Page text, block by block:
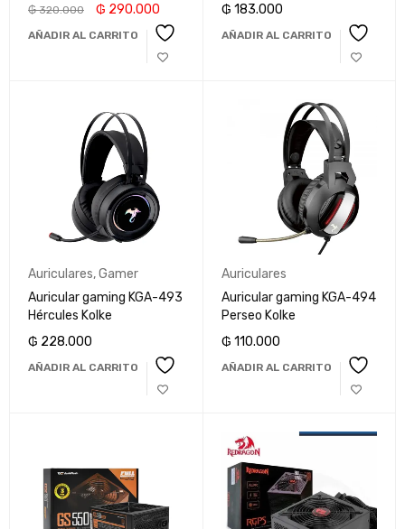
₲320.000 ₲ 290.000
AÑADIR AL CARRITO
₲ 183.000
AÑADIR AL CARRITO
Auriculares,Gamer
Auricular gaming KGA-493
Hércules Kolke
₲ 228.000
AÑADIR AL CARRITO
Auriculares
Auricular gaming KGA-494
Perseo Kolke
₲ 110.000
AÑADIR AL CARRITO